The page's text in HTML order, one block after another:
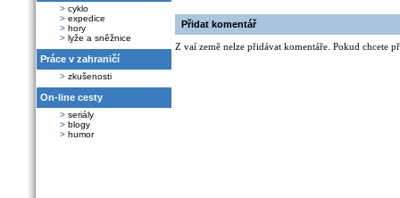
> cyklo
> expedice
> hory
> lyže a sněžnice
Práce v zahraničí
> zkušenosti
On-line cesty
> seriály
> blogy
> humor
Přidat komentář
Z vaí země nelze přidávat komentáře. Pokud chcete